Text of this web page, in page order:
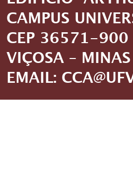
CAMPUS
CEP 36571-900
VIÇOSA –
EMAIL: